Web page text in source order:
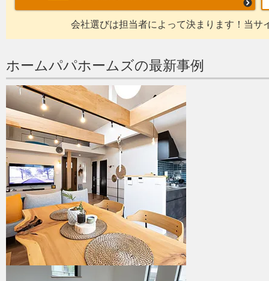
会社選びは担当者によって決まります！当サ
ホームパパホームズの最新事例